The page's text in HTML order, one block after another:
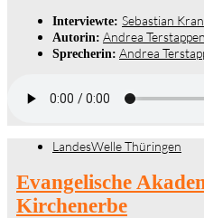
Interviewte: Sebastian
Autorin: Andrea Terstappen
Sprecherin: Andrea
LandesWelle Thüringen
Evangelische
Kirchenerbe